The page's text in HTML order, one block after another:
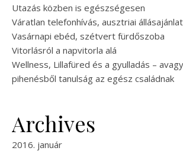
Utazás közben is egészségesen
Váratlan telefonhívás, ausztriai
Vasárnapi ebéd, szétvert fürdőszoba
Vitorlásról a napvitorla alá
Wellness, Lillafüred és a gyulladás –
pihenésből tanulság az egész családnak
Archives
2016. január